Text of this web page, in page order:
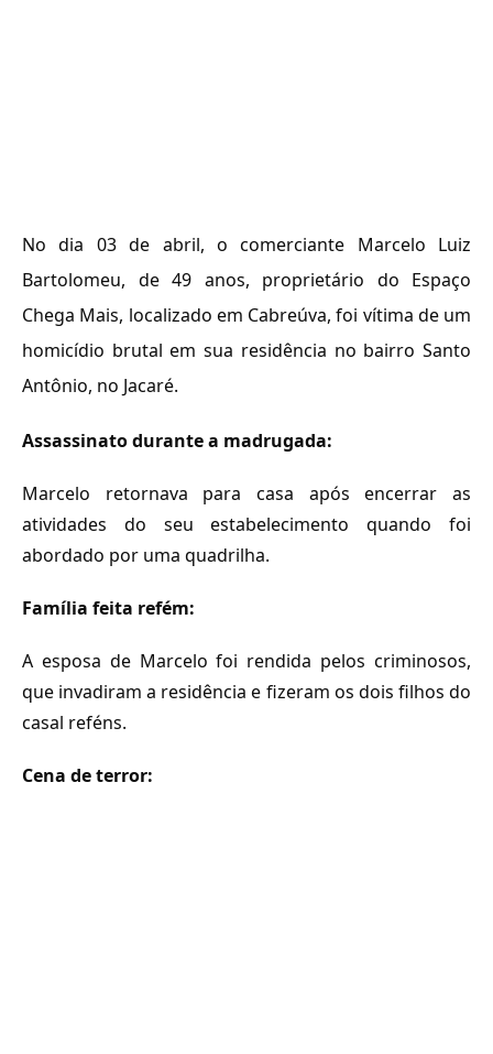
No dia 03 de abril, o comerciante Marcelo Luiz
Bartolomeu, de 49 anos, proprietário do Espaço
Chega Mais, localizado em Cabreúva, foi vítima de um
homicídio brutal em sua residência no bairro Santo
Antônio, no Jacaré.
Assassinato durante a madrugada:
Marcelo retornava para casa após encerrar as
atividades do seu estabelecimento quando foi
abordado por uma quadrilha.
Família feita refém:
A esposa de Marcelo foi rendida pelos criminosos,
que invadiram a residência e fizeram os dois filhos do
casal reféns.
Cena de terror: